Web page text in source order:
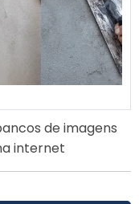
de imagens
internet